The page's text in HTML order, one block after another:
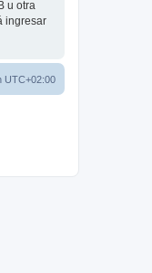
u otra
ingresar
UTC+02:00